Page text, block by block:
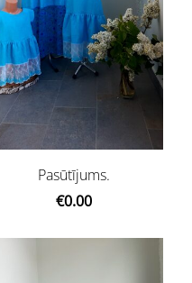
Pasūtījums.
€0.00